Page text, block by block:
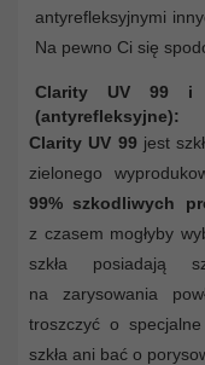
antyrefleksyjnymi
Na pewno Ci się
Clarity UV 99 i
(antyrefleksyjne):
Clarity UV 99 jest
zielonego
99% szkodliwych
z czasem mogłyby
szkła posiadają
na zarysowania
troszczyć o
szkła ani bać o